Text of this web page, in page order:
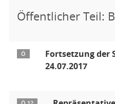
Öffentlicher Teil:
Ö
Fortsetzung der
24.07.2017